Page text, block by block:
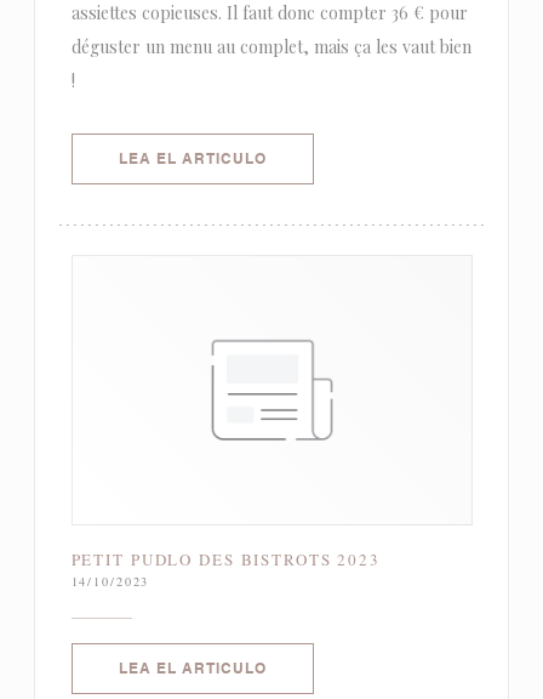
assiettes copieuses. Il faut donc compter 36 € pour
déguster un menu au complet, mais ça les vaut bien
!
LEA EL ARTICULO((ABRE EN UNA NUEVA
PETIT PUDLO DES BISTROTS 2023
14/10/2023
LEA EL ARTICULO((ABRE EN UNA NUEVA